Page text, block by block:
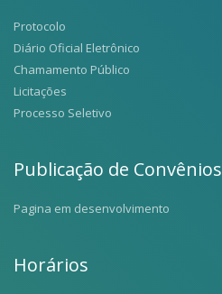
Protocolo
Diário Oficial Eletrônico
Chamamento Público
Licitações
Processo Seletivo
Publicação de Convênios
Pagina em desenvolvimento
Horários